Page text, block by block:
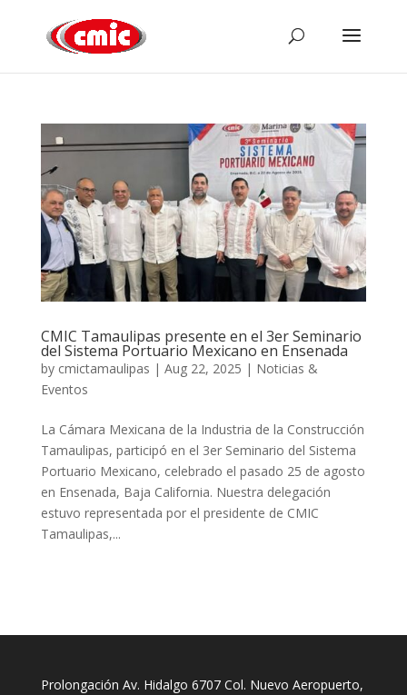
CMIC Tamaulipas presente en el 3er Seminario
del Sistema Portuario Mexicano en Ensenada
by cmictamaulipas | Aug 22, 2025 | Noticias &
Eventos
La Cámara Mexicana de la Industria de la Construcción
Tamaulipas, participó en el 3er Seminario del Sistema
Portuario Mexicano, celebrado el pasado 25 de agosto
en Ensenada, Baja California. Nuestra delegación
estuvo representada por el presidente de CMIC
Tamaulipas,...
Prolongación Av. Hidalgo 6707 Col. Nuevo Aeropuerto,